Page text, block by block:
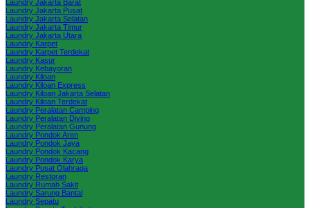
Laundry Jakarta Barat
Laundry Jakarta Pusat
Laundry Jakarta Selatan
Laundry Jakarta Timur
Laundry Jakarta Utara
Laundry Karpet
Laundry Karpet Terdekat
Laundry Kasur
Laundry Kebayoran
Laundry Kiloan
Laundry Kiloan Express
Laundry Kiloan Jakarta Selatan
Laundry Kiloan Terdekat
Laundry Peralatan Camping
Laundry Peralatan Diving
Laundry Peralatan Gunung
Laundry Pondok Aren
Laundry Pondok Jaya
Laundry Pondok Kacang
Laundry Pondok Karya
Laundry Pusat Olahraga
Laundry Restoran
Laundry Rumah Sakit
Laundry Sarung Bantal
Laundry Sepatu